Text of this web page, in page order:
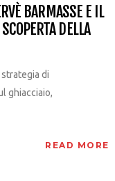
BARMASSE E IL
DELLA
di
ghiacciaio,
READ MORE